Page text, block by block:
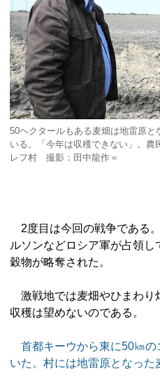
50ヘクタールもある麦畑は地雷原
いる。「今年は収穫できない」。
レフ村 撮影：田中龍作＝
2度目は今回の戦争である
ルソンなどロシア軍が占領
穀物が略奪された。
激戦地では麦畑やひまわり
収穫は望めないのである。
首都キーウから東に50㎞の
いた。村には地雷原となった